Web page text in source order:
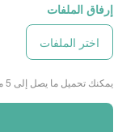
إرفاق الملفات
اختر الملفات
يمكنك تحميل ما يصل إلى 5 ملفات، وحجم كل ملف 10 ميجابايت كحد أقصى.